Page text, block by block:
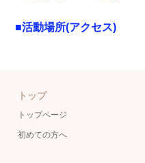
■活動場所(アクセス)
トップ
トップページ
初めての方へ